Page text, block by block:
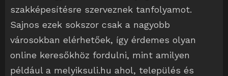
szakképesítésre szerveznek tanfolyamot.
Sajnos ezek sokszor csak a nagyobb
városokban elérhetőek, így érdemes olyan
online keresőkhöz fordulni, mint amilyen
például a melyiksuli.hu ahol, település és